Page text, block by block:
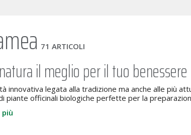
71 ARTICOLI
il meglio per il tuo benessere
innovativa legata alla tradizione ma anche alle più
piante officinali biologiche perfette per la
più